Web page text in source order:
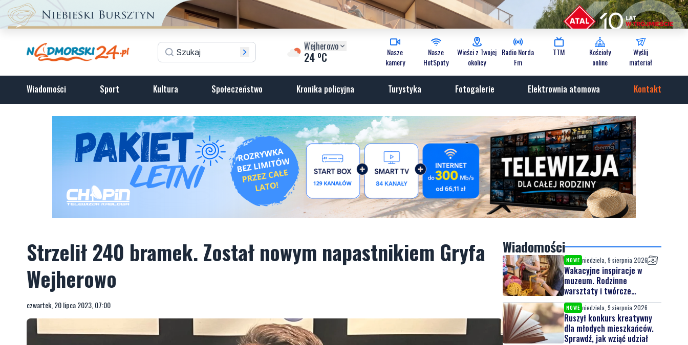
Wejherowo
24 oC
Nasze
kamery
Nasze
HotSpoty
Wieści z Twojej
okolicy
Radio Norda
Fm
TTM
Kościoły
online
Wyślij
materiał
Wiadomości Sport Kultura Społeczeństwo Kronika policyjna Turystyka Fotogalerie Elektrownia atomowa Kontakt
Strzelił 240 bramek. Został nowym napastnikiem Gryfa
Wejherowo
czwartek, 20 lipca 2023, 07:00
Wiadomości
NOWE niedziela, 9 sierpnia 2026
Wakacyjne inspiracje w
muzeum. Rodzinne
warsztaty i twórcze
spotkania
NOWE niedziela, 9 sierpnia 2026
Ruszył konkurs kreatywny
dla młodych mieszkańców.
Sprawdź, jak wziąć udział